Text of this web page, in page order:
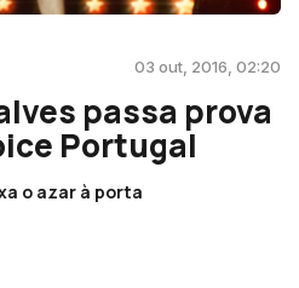
03 out, 2016, 02:20
passa prova
Portugal
o azar à porta